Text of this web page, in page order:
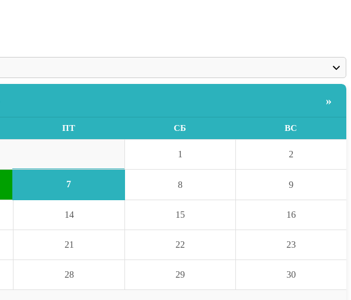
»
ПТ СБ ВС
1 2
7 8 9
14 15 16
21 22 23
28 29 30